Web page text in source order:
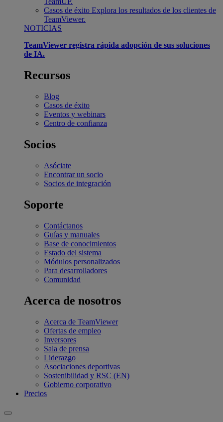
Casos de éxito Explora los resultados de los clientes de
TeamViewer.
NOTICIAS
TeamViewer registra rápida adopción de sus soluciones
de IA.
Recursos
Blog
Casos de éxito
Eventos y webinars
Centro de confianza
Socios
Asóciate
Encontrar un socio
Socios de integración
Soporte
Contáctanos
Guías y manuales
Base de conocimientos
Estado del sistema
Módulos personalizados
Para desarrolladores
Comunidad
Acerca de nosotros
Acerca de TeamViewer
Ofertas de empleo
Inversores
Sala de prensa
Liderazgo
Asociaciones deportivas
Sostenibilidad y RSC (EN)
Gobierno corporativo
Precios